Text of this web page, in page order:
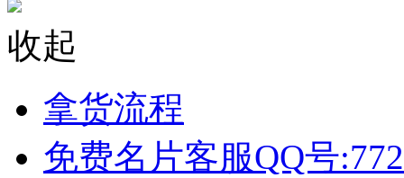
收起
拿货流程
免费名片客服QQ号